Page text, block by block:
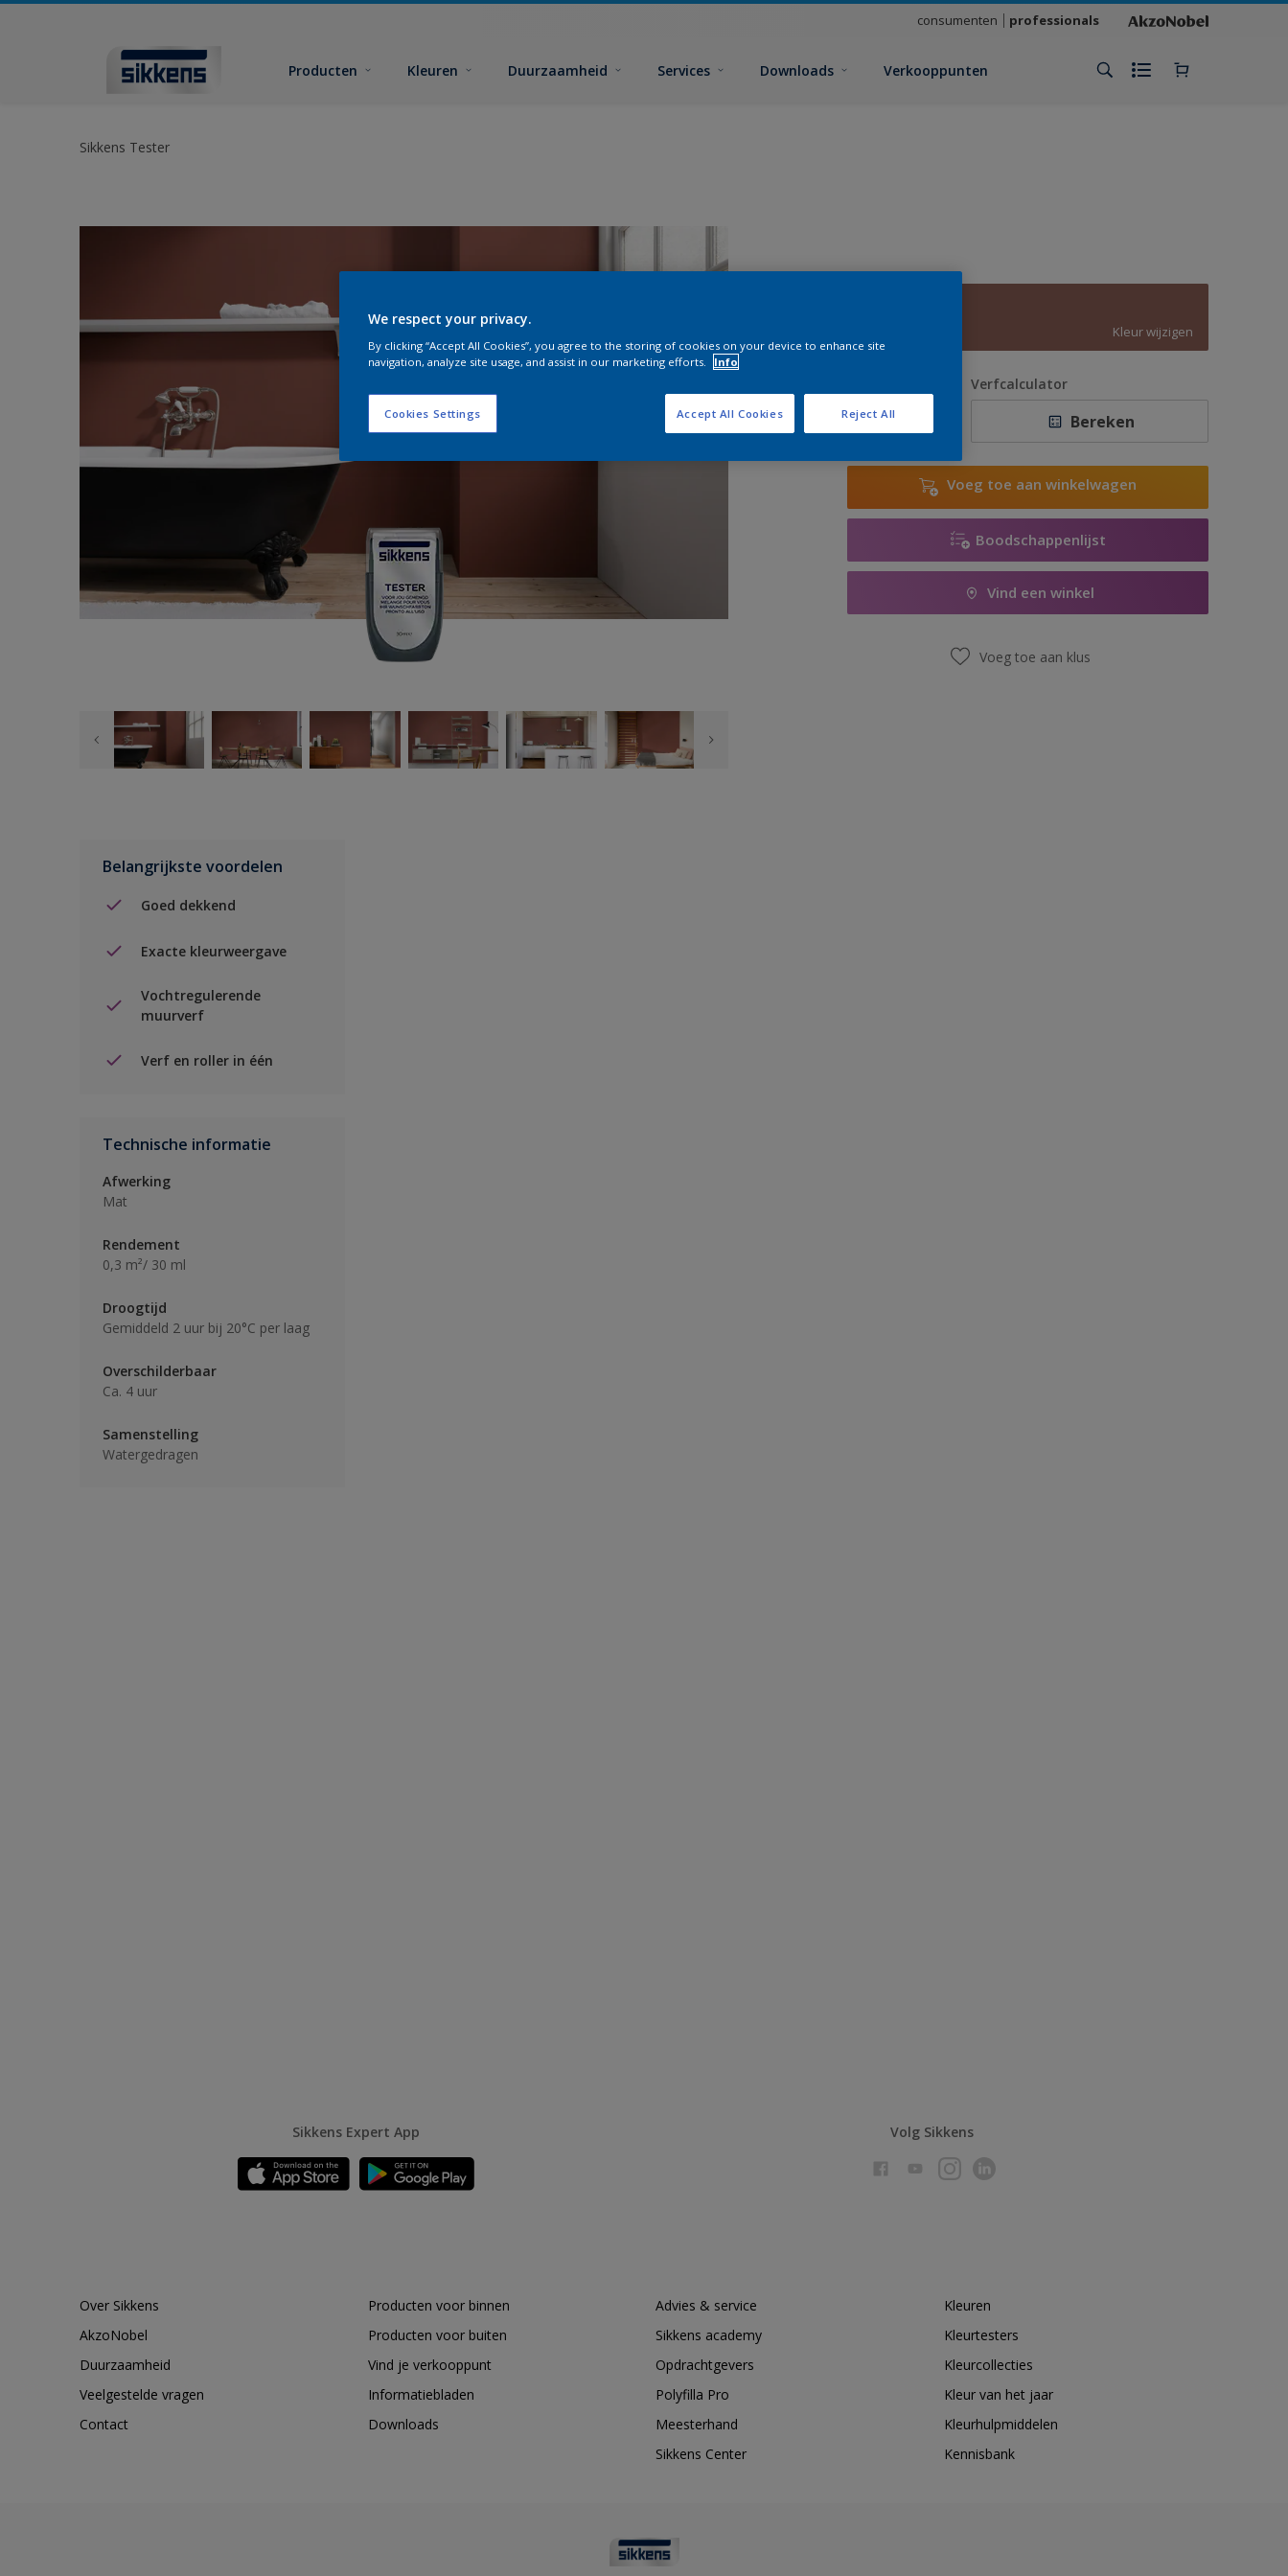
consumenten professionals
Producten Kleuren Duurzaamheid Services Downloads Verkooppunten
Sikkens Tester
Kleur wijzigen
Verfcalculator
Bereken
Voeg toe aan winkelwagen
Boodschappenlijst
Vind een winkel
Voeg toe aan klus
Belangrijkste voordelen
Goed dekkend
Exacte kleurweergave
Vochtregulerende
muurverf
Verf en roller in één
Technische informatie
Afwerking
Mat
Rendement
0,3 m²/ 30 ml
Droogtijd
Gemiddeld 2 uur bij 20°C per laag
Overschilderbaar
Ca. 4 uur
Samenstelling
Watergedragen
Sikkens Expert App Volg Sikkens
Over Sikkens
AkzoNobel
Duurzaamheid
Veelgestelde vragen
Contact
Producten voor binnen
Producten voor buiten
Vind je verkooppunt
Informatiebladen
Downloads
Advies & service
Sikkens academy
Opdrachtgevers
Polyfilla Pro
Meesterhand
Sikkens Center
Kleuren
Kleurtesters
Kleurcollecties
Kleur van het jaar
Kleurhulpmiddelen
Kennisbank
We respect your privacy.
By clicking “Accept All Cookies”, you agree to the storing of cookies on your device to enhance site
navigation, analyze site usage, and assist in our marketing efforts.
Info
Cookies Settings Reject All
Accept All Cookies